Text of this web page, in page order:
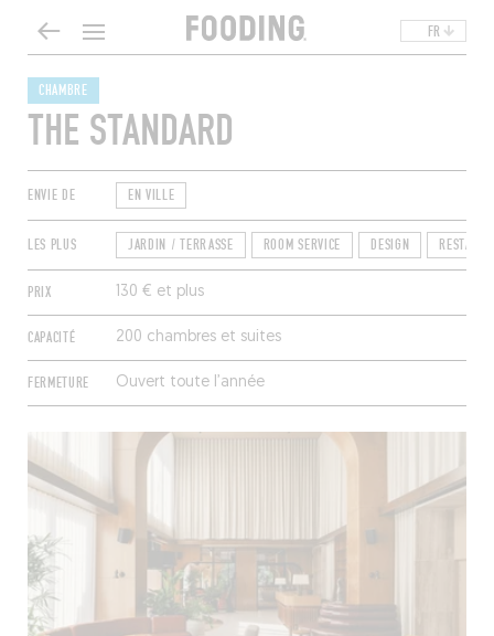
FR
CHAMBRE
THE STANDARD
ENVIE DE EN VILLE
LES PLUS JARDIN / TERRASSE ROOM SERVICE DESIGN
PRIX 130 € et plus
CAPACITÉ 200 chambres et suites
FERMETURE Ouvert toute l’année